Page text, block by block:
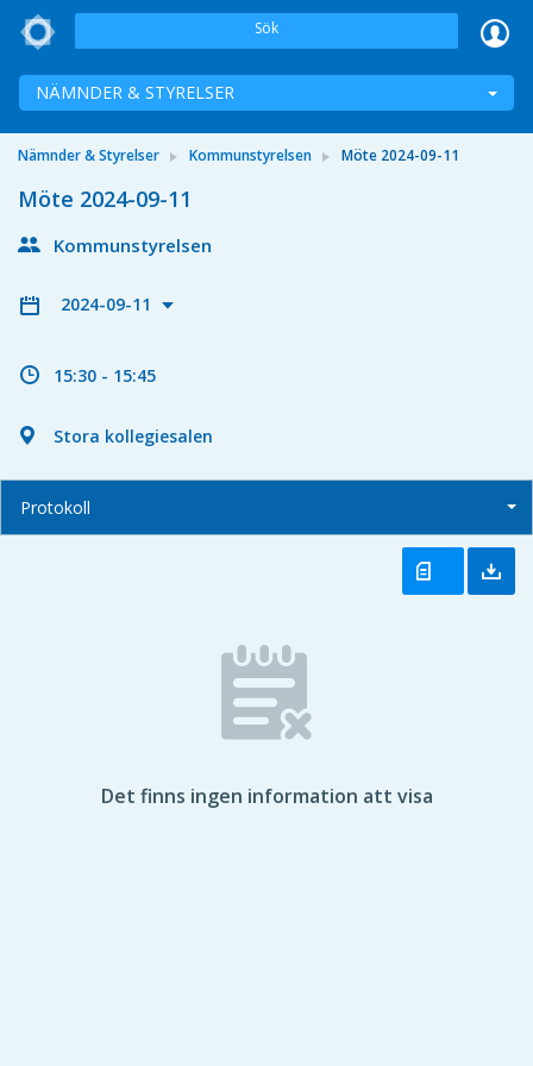
Sök
NÄMNDER & STYRELSER
Nämnder & Styrelser Kommunstyrelsen Möte 2024-09-11
Möte 2024-09-11
Kommunstyrelsen
2024-09-11
15:30 - 15:45
Stora kollegiesalen
Protokoll
Det finns ingen information att visa